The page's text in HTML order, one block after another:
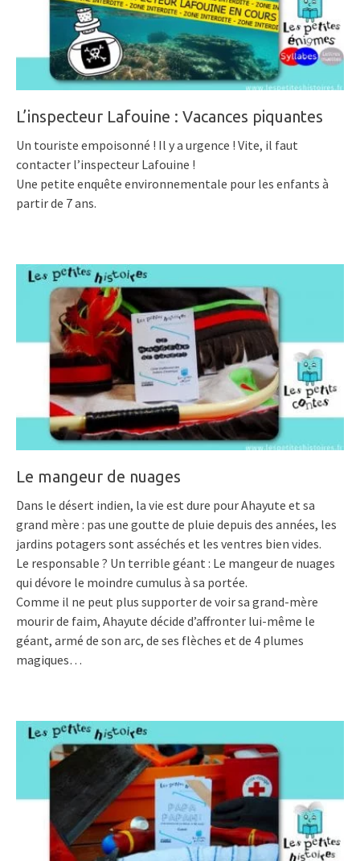
L’inspecteur Lafouine : Vacances piquantes
Un touriste empoisonné ! Il y a urgence ! Vite, il faut
contacter l’inspecteur Lafouine !
Une petite enquête environnementale pour les enfants à
partir de 7 ans.
Le mangeur de nuages
Dans le désert indien, la vie est dure pour Ahayute et sa
grand mère : pas une goutte de pluie depuis des années, les
jardins potagers sont asséchés et les ventres bien vides.
Le responsable ? Un terrible géant : Le mangeur de nuages
qui dévore le moindre cumulus à sa portée.
Comme il ne peut plus supporter de voir sa grand-mère
mourir de faim, Ahayute décide d’affronter lui-même le
géant, armé de son arc, de ses flèches et de 4 plumes
magiques…